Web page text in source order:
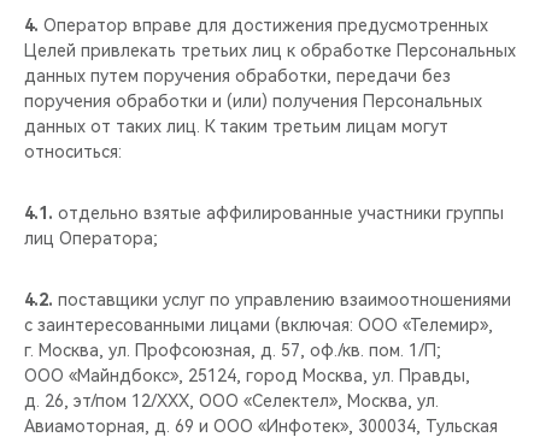
4. Оператор вправе для достижения предусмотренных
Целей привлекать третьих лиц к обработке Персональных
данных путем поручения обработки, передачи без
поручения обработки и (или) получения Персональных
данных от таких лиц. К таким третьим лицам могут
относиться:
4.1. отдельно взятые аффилированные участники группы
лиц Оператора;
4.2. поставщики услуг по управлению взаимоотношениями
с заинтересованными лицами (включая: ООО «Телемир»,
г. Москва, ул. Профсоюзная, д. 57, оф./кв. пом. 1/П;
ООО «Майндбокс», 25124, город Москва, ул. Правды,
д. 26, эт/пом 12/XXX, ООО «Селектел», Москва, ул.
Авиамоторная, д. 69 и ООО «Инфотек», 300034, Тульская